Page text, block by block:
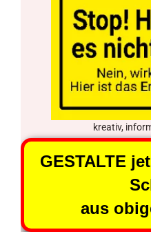
kreativ,
GESTALTE
aus